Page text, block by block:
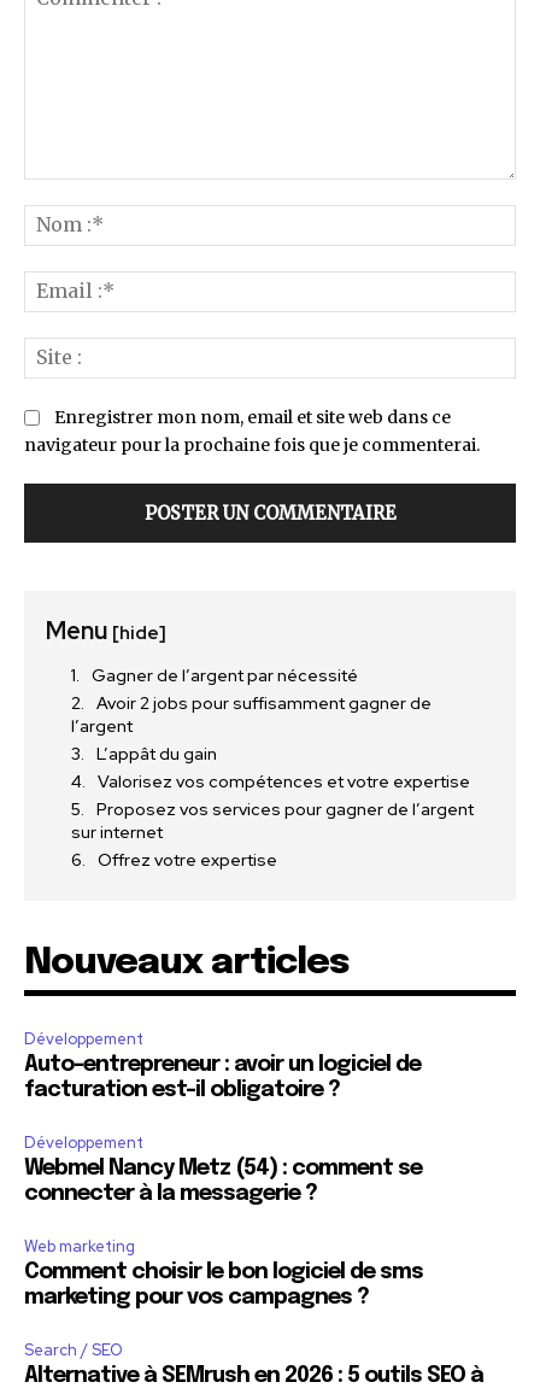
:*
:*
:
Enregistrer mon nom, email et site web dans ce
navigateur pour la prochaine fois que je commenterai.
Menu [hide]
Gagner de l’argent par nécessité
Avoir 2 jobs pour suffisamment gagner de
l’argent
L’appât du gain
Valorisez vos compétences et votre expertise
Proposez vos services pour gagner de l’argent
sur internet
Offrez votre expertise
Nouveaux articles
Développement
Auto-entrepreneur : avoir un logiciel de
facturation est-il obligatoire ?
Développement
Webmel Nancy Metz (54) : comment se
connecter à la messagerie ?
Web marketing
Comment choisir le bon logiciel de sms
marketing pour vos campagnes ?
Search / SEO
Alternative à SEMrush en 2026 : 5 outils SEO à